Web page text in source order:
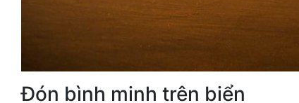
Đón bình minh trên biển